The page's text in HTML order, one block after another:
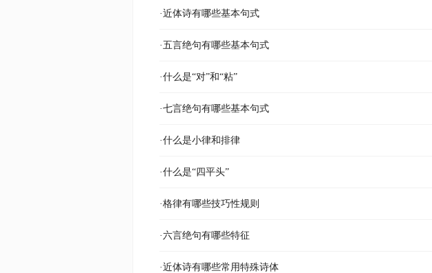
·近体诗有哪些基本句式
·五言绝句有哪些基本句式
·什么是“对”和“粘”
·七言绝句有哪些基本句式
·什么是小律和排律
·什么是“四平头”
·格律有哪些技巧性规则
·六言绝句有哪些特征
·近体诗有哪些常用特殊诗体